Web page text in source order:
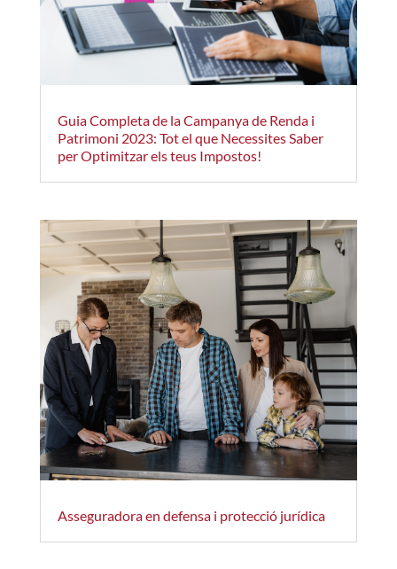
Guia Completa de la Campanya de Renda i
Patrimoni 2023: Tot el que Necessites Saber
per Optimitzar els teus Impostos!
Asseguradora en defensa i protecció jurídica